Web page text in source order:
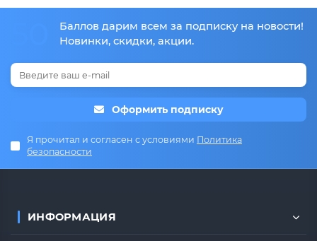
Баллов дарим всем за подписку на новости!
Новинки, скидки, акции.
Оформить подписку
Я прочитал и согласен с условиями Политика
безопасности
ИНФОРМАЦИЯ